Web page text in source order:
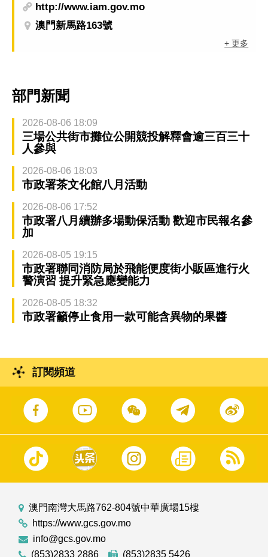
http://www.iam.gov.mo
澳門新馬路163號
+ 更多
部門新聞
2026-08-06 18:09
三場公共街市攤位公開競投解釋會逾三百三十
人參與
2026-08-06 18:03
市政署茶文化館八月活動
2026-08-06 17:52
市政署八月續辦多場動保活動 歡迎市民報名參
加
2026-08-05 19:15
市政署聯同消防局於飛能便度街小販區進行火
警演習 提升緊急應變能力
2026-08-05 18:32
市政署籲停止食用一款可能含異物的果醬
訂閱頻道
澳門南灣大馬路762-804號中華廣場15樓
https://www.gcs.gov.mo
info@gcs.gov.mo
(853)2833 2886
(853)2835 5426